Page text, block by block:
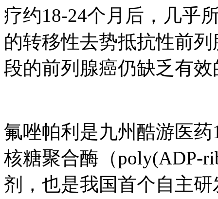
疗约18-24个月后，几
的转移性去势抵抗性前列
段的前列腺癌仍缺乏有
氟唑帕利是九州酷游医药1
核糖聚合酶（poly(ADP-
剂，也是我国首个自主